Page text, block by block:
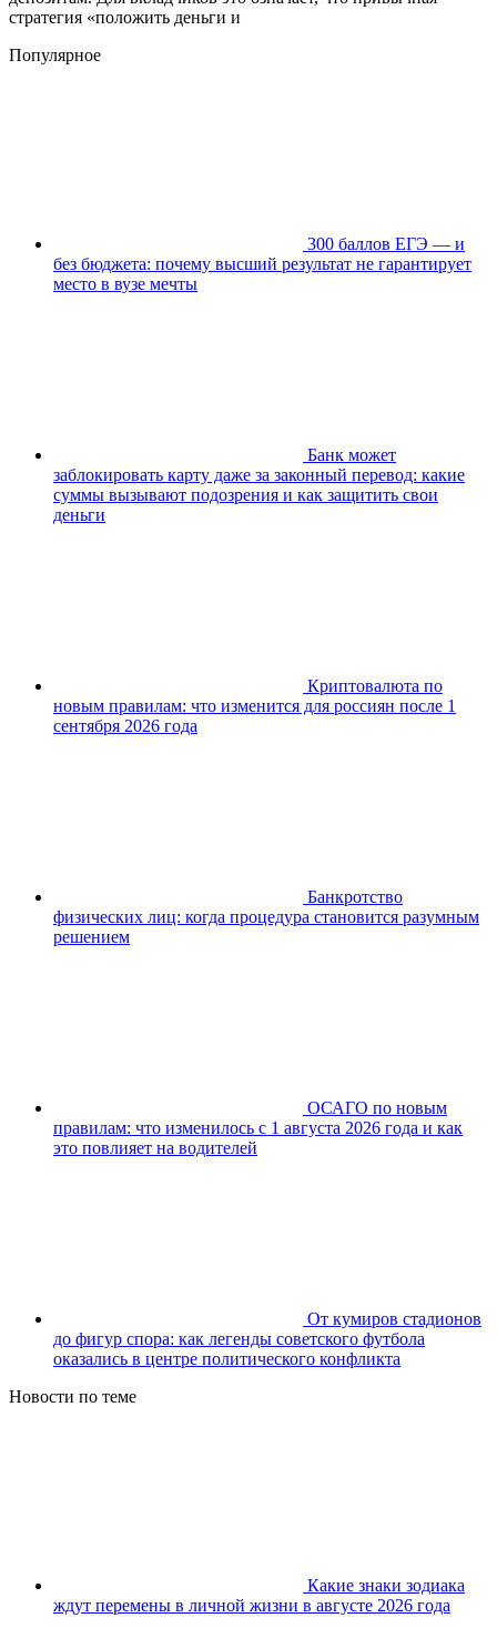
стратегия «положить деньги и
Популярное
300 баллов ЕГЭ — и
без бюджета: почему высший результат не гарантирует
место в вузе мечты
Банк может
заблокировать карту даже за законный перевод: какие
суммы вызывают подозрения и как защитить свои
деньги
Криптовалюта по
новым правилам: что изменится для россиян после 1
сентября 2026 года
Банкротство
физических лиц: когда процедура становится разумным
решением
ОСАГО по новым
правилам: что изменилось с 1 августа 2026 года и как
это повлияет на водителей
От кумиров стадионов
до фигур спора: как легенды советского футбола
оказались в центре политического конфликта
Новости по теме
Какие знаки зодиака
ждут перемены в личной жизни в августе 2026 года